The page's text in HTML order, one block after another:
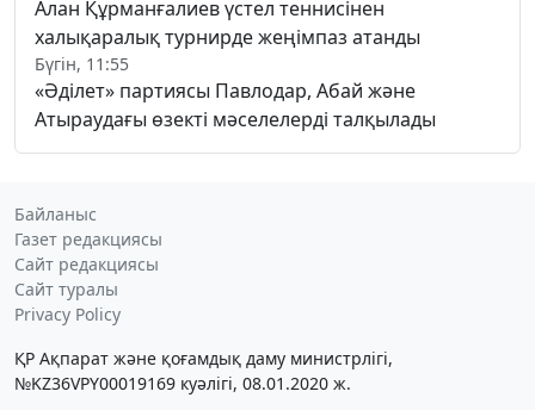
Алан Құрманғалиев үстел теннисінен
халықаралық турнирде жеңімпаз атанды
Бүгін, 11:55
«Әділет» партиясы Павлодар, Абай және
Атыраудағы өзекті мәселелерді талқылады
Байланыс
Газет редакциясы
Сайт редакциясы
Сайт туралы
Privacy Policy
ҚР Ақпарат және қоғамдық даму министрлігі,
№KZ36VPY00019169 куәлігі, 08.01.2020 ж.